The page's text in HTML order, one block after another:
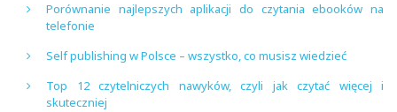
Porównanie najlepszych aplikacji do czytania ebooków na
telefonie
Self publishing w Polsce – wszystko, co musisz wiedzieć
Top 12 czytelniczych nawyków, czyli jak czytać więcej i
skuteczniej